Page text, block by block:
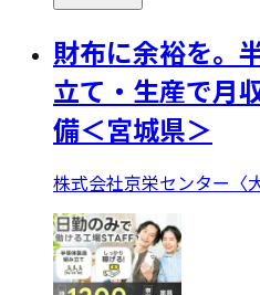
財布に余裕を。
立て・生産で月
備＜宮城県＞
株式会社京栄センター〈